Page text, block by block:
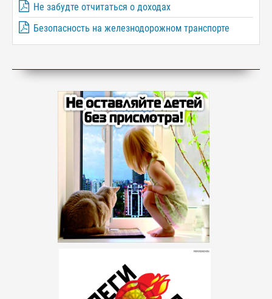
Не забудте отчитаться о доходах
Безопасность на железнодорожном транспорте